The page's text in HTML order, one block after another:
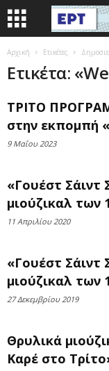
Αρχική Ετικέτες
Ετικέτα:
ΤΡΙΤΟ
στην εκπομπή
9 Μαΐου 2023
«Γουέστ Σάιντ
μιούζικαλ των
11 Απριλίου 2020
«Γουέστ Σάιντ
μιούζικαλ των
27 Δεκεμβρίου 2019
Θρυλικά
Καρέ στο